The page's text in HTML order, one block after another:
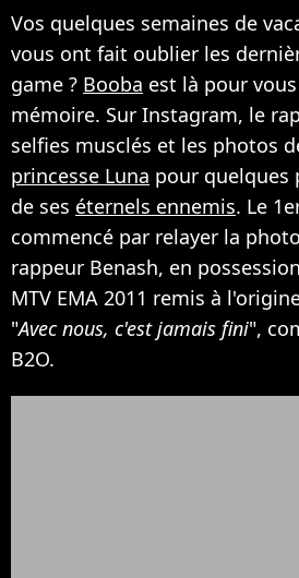
Vos quelques semaines de
vous ont fait oublier les
game ? Booba est là pour
mémoire. Sur Instagram, le
selfies musclés et les photos
princesse Luna pour quelques
de ses éternels ennemis. Le
commencé par relayer la
rappeur Benash, en
MTV EMA 2011 remis à
"Avec nous, c'est jamais fini",
B2O.